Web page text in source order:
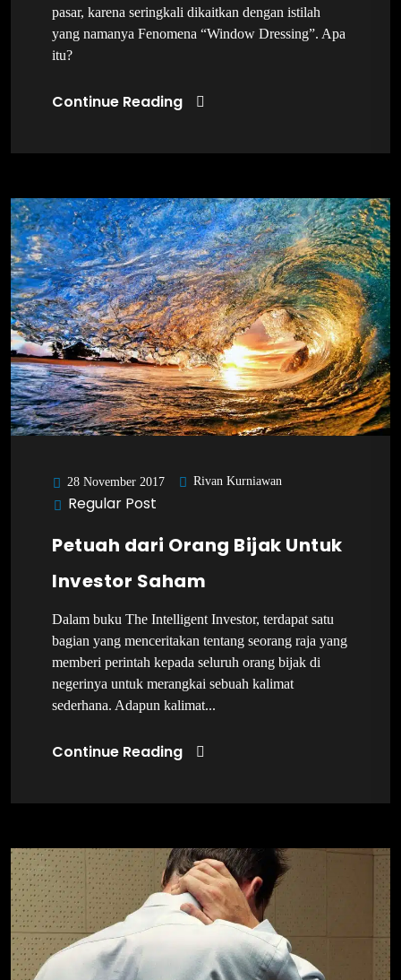
pasar, karena seringkali dikaitkan dengan istilah
yang namanya Fenomena “Window Dressing”. Apa
itu?
Continue Reading
28 November 2017 Rivan Kurniawan
Regular Post
Petuah dari Orang Bijak Untuk
Investor Saham
Dalam buku The Intelligent Investor, terdapat satu
bagian yang menceritakan tentang seorang raja yang
memberi perintah kepada seluruh orang bijak di
negerinya untuk merangkai sebuah kalimat
sederhana. Adapun kalimat...
Continue Reading